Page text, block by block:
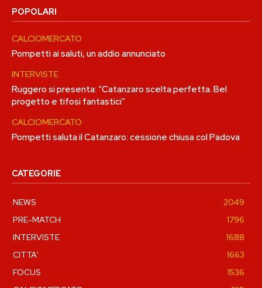
POPOLARI
CALCIOMERCATO
Pompetti ai saluti, un addio annunciato
INTERVISTE
Ruggero si presenta: “Catanzaro scelta perfetta. Bel
progetto e tifosi fantastici”
CALCIOMERCATO
Pompetti saluta il Catanzaro: cessione chiusa col Padova
CATEGORIE
NEWS
2049
PRE-MATCH
1796
INTERVISTE
1688
CITTA'
1663
FOCUS
1536